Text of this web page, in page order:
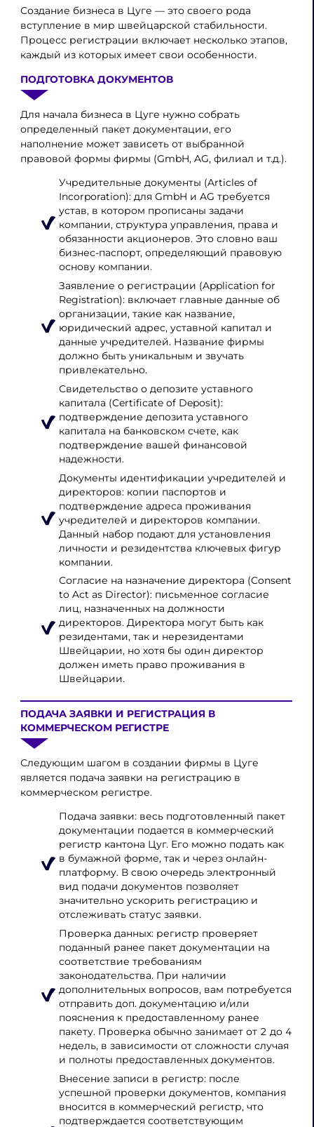
Создание бизнеса в Цуге — это своего рода
вступление в мир швейцарской стабильности.
Процесс регистрации включает несколько этапов,
каждый из которых имеет свои особенности.
ПОДГОТОВКА ДОКУМЕНТОВ
Для начала бизнеса в Цуге нужно собрать
определенный пакет документации, его
наполнение может зависеть от выбранной
правовой формы фирмы (GmbH, AG, филиал и т.д.).
Учредительные документы (Articles of
Incorporation): для GmbH и AG требуется
устав, в котором прописаны задачи
компании, структура управления, права и
обязанности акционеров. Это словно ваш
бизнес-паспорт, определяющий правовую
основу компании.
Заявление о регистрации (Application for
Registration): включает главные данные об
организации, такие как название,
юридический адрес, уставной капитал и
данные учредителей. Название фирмы
должно быть уникальным и звучать
привлекательно.
Свидетельство о депозите уставного
капитала (Certificate of Deposit):
подтверждение депозита уставного
капитала на банковском счете, как
подтверждение вашей финансовой
надежности.
Документы идентификации учредителей и
директоров: копии паспортов и
подтверждение адреса проживания
учредителей и директоров компании.
Данный набор подают для установления
личности и резидентства ключевых фигур
компании.
Согласие на назначение директора (Consent
to Act as Director): письменное согласие
лиц, назначенных на должности
директоров. Директора могут быть как
резидентами, так и нерезидентами
Швейцарии, но хотя бы один директор
должен иметь право проживания в
Швейцарии.
ПОДАЧА ЗАЯВКИ И РЕГИСТРАЦИЯ В
КОММЕРЧЕСКОМ РЕГИСТРЕ
Следующим шагом в создании фирмы в Цуге
является подача заявки на регистрацию в
коммерческом регистре.
Подача заявки: весь подготовленный пакет
документации подается в коммерческий
регистр кантона Цуг. Его можно подать как
в бумажной форме, так и через онлайн-
платформу. В свою очередь электронный
вид подачи документов позволяет
значительно ускорить регистрацию и
отслеживать статус заявки.
Проверка данных: регистр проверяет
поданный ранее пакет документации на
соответствие требованиям
законодательства. При наличии
дополнительных вопросов, вам потребуется
отправить доп. документацию и/или
пояснения к предоставленному ранее
пакету. Проверка обычно занимает от 2 до 4
недель, в зависимости от сложности случая
и полноты предоставленных документов.
Внесение записи в регистр: после
успешной проверки документов, компания
вносится в коммерческий регистр, что
подтверждается соответствующим